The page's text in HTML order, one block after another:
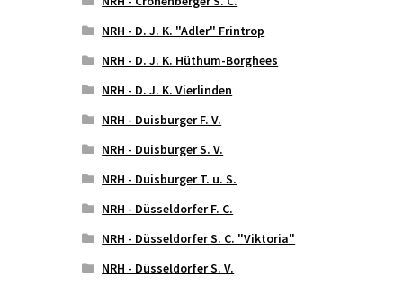
NRH - D. J. K. "Adler" Frintrop
NRH - D. J. K. Hüthum-Borghees
NRH - D. J. K. Vierlinden
NRH - Duisburger F. V.
NRH - Duisburger S. V.
NRH - Duisburger T. u. S.
NRH - Düsseldorfer F. C.
NRH - Düsseldorfer S. C. "Viktoria"
NRH - Düsseldorfer S. V.